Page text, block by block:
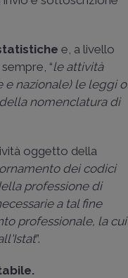
e, a livello
“le attività
e nazionale) le leggi o
nomenclatura di
oggetto della
dei codici
professione di
a tal fine
professionale, la cui
”.